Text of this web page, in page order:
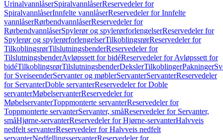
UrinalvannlåserSpiralvannlåserReservedeler for
SpiralvannlåserInnfelte vannlåserReservedeler for Innfelte
vannlåserRørbendvannlåserReservedeler for
RørbendvannlåserSpylerør og spylerørforlengelserReservedeler for
Spylerør og spylerørforlengelserTilkoblingsrørReservedeler for
TilkoblingsrørTilslutningsbenderReservedeler for
TilslutningsbenderAvløpssett for bidéReservedeler for Avløpssett for
bidéTilkoblingsrørTilslutningsbenderDekslerTilkoblingerPakninger
for SveiseenderServanter og møblerServanterServanterReservedeler
for ServanterDoble servanterReservedeler for Doble
servanterMøbelservanterReservedeler for
MøbelservanterToppmonterte servanterReservedeler for
Toppmonterte servanterServanter, småReservedeler for Servanter,
småHjørne-servanterReservedeler for Hjørne-servanterHalvveis
nedfelt servanterReservedeler for Halvveis nedfelt
servanterNedfellingsservanterReservedeler for